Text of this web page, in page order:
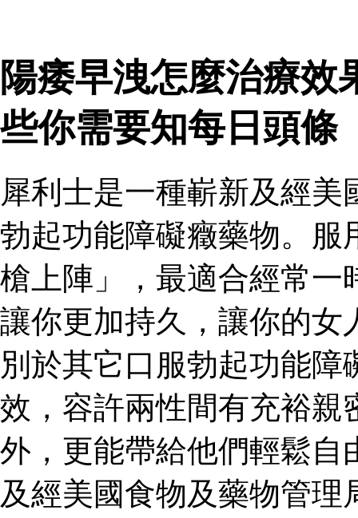
陽痿早洩怎麼治療效
些你需要知每日頭條
犀利士是一種嶄新及經
勃起功能障礙癥藥物。服
槍上陣」，最適合經常一
讓你更加持久，讓你的女
別於其它口服勃起功能
效，容許兩性間有充裕親
外，更能帶給他們輕鬆自
及經美國食物及藥物管